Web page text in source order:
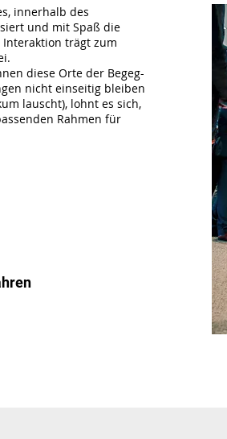
innerhalb des
und mit Spaß die
trägt zum
diese Orte der Begeg-
nicht einseitig bleiben
lauscht), lohnt es sich,
Rahmen für